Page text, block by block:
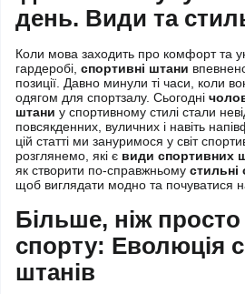
день. Види та
Коли мова заходить про комфорт та
гардеробі, спортивні штани
позиції. Давно минули ті часи, коли
одягом для спортзалу. Сьогодні
штани у спортивному стилі стали
повсякденних, вуличних і навіть
цій статті ми зануримося у світ
розглянемо, які є види спортивних
як створити по-справжньому стильні
щоб виглядати модно та почуватися
Більше, ніж
спорту: Еволюція
штанів